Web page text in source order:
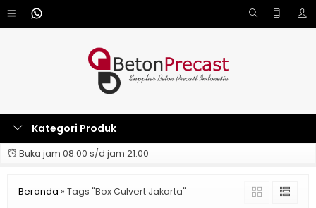
Kategori Produk
Buka jam 08.00 s/d jam 21.00
Beranda » Tags "Box Culvert Jakarta"